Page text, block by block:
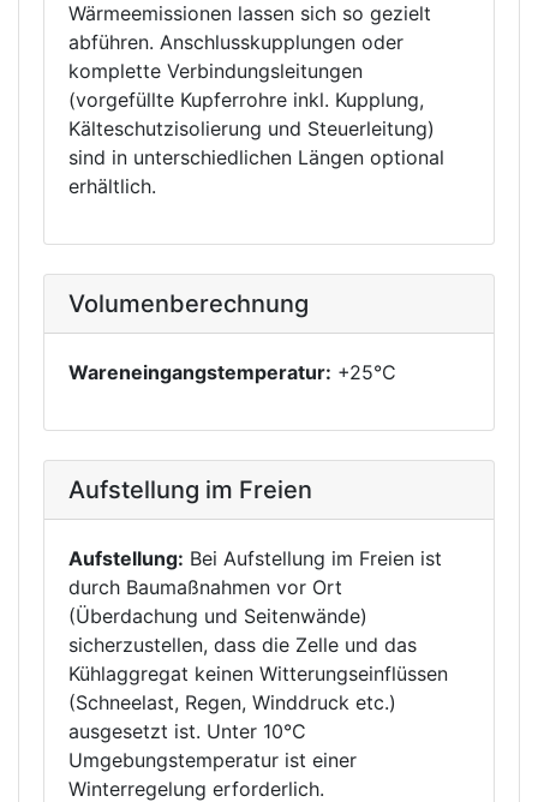
Wärmeemissionen lassen sich so gezielt
abführen. Anschlusskupplungen oder
komplette Verbindungsleitungen
(vorgefüllte Kupferrohre inkl. Kupplung,
Kälteschutzisolierung und Steuerleitung)
sind in unterschiedlichen Längen optional
erhältlich.
Volumenberechnung
Wareneingangstemperatur: +25°C
Aufstellung im Freien
Aufstellung: Bei Aufstellung im Freien ist
durch Baumaßnahmen vor Ort
(Überdachung und Seitenwände)
sicherzustellen, dass die Zelle und das
Kühlaggregat keinen Witterungseinflüssen
(Schneelast, Regen, Winddruck etc.)
ausgesetzt ist. Unter 10°C
Umgebungstemperatur ist einer
Winterregelung erforderlich.